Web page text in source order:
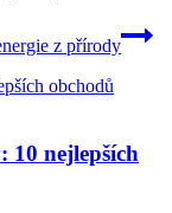
z přírody
10 nejlepších